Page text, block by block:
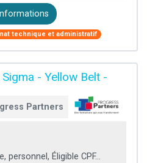
technique et administratif
- Yellow Belt -
Partners
personnel, Éligible CPF...